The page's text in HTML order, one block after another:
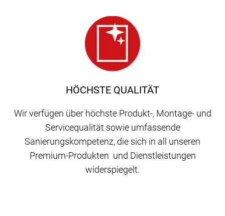
HÖCHSTE QUALITÄT
Wir verfügen über höchste Produkt-, Montage- und
Servicequalität sowie umfassende
Sanierungskompetenz, die sich in all unseren
Premium-Produkten und Dienstleistungen
widerspiegelt.